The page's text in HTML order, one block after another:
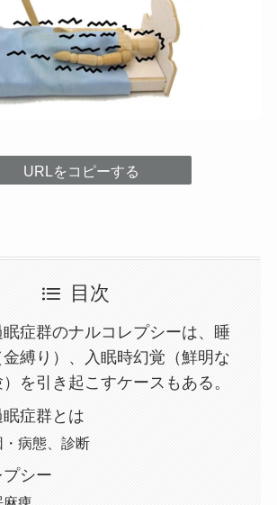
URLをコピーする
目次
症群のナルコレプシーは、睡
縛り）、入眠時幻覚（鮮明な
を引き起こすケースもある。
症群とは
・病態、診断
シー